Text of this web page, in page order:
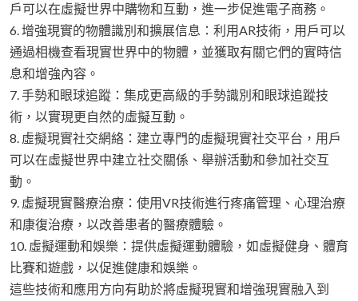
戶可以在虛擬世界中購物和互動，進一步促進電子商務。
6. 增強現實的物體識別和擴展信息：利用AR技術，用戶可以
通過相機查看現實世界中的物體，並獲取有關它們的實時信
息和增強內容。
7. 手勢和眼球追蹤：集成更高級的手勢識別和眼球追蹤技
術，以實現更自然的虛擬互動。
8. 虛擬現實社交網絡：建立專門的虛擬現實社交平台，用戶
可以在虛擬世界中建立社交關係、舉辦活動和參加社交互
動。
9. 虛擬現實醫療治療：使用VR技術進行疼痛管理、心理治療
和康復治療，以改善患者的醫療體驗。
10. 虛擬運動和娛樂：提供虛擬運動體驗，如虛擬健身、體育
比賽和遊戲，以促進健康和娛樂。
這些技術和應用方向有助於將虛擬現實和增強現實融入到